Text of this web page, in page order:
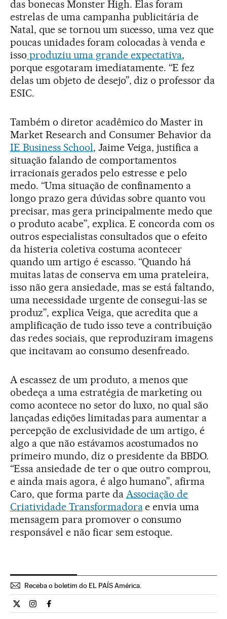
das bonecas Monster High. Elas foram
estrelas de uma campanha publicitária de
Natal, que se tornou um sucesso, uma vez que
poucas unidades foram colocadas à venda e
isso produziu uma grande expectativa,
porque esgotaram imediatamente. “E fez
delas um objeto de desejo”, diz o professor da
ESIC.
Também o diretor acadêmico do Master in
Market Research and Consumer Behavior da
IE Business School, Jaime Veiga, justifica a
situação falando de comportamentos
irracionais gerados pelo estresse e pelo
medo. “Uma situação de confinamento a
longo prazo gera dúvidas sobre quanto vou
precisar, mas gera principalmente medo que
o produto acabe”, explica. E concorda com os
outros especialistas consultados que o efeito
da histeria coletiva costuma acontecer
quando um artigo é escasso. “Quando há
muitas latas de conserva em uma prateleira,
isso não gera ansiedade, mas se está faltando,
uma necessidade urgente de consegui-las se
produz”, explica Veiga, que acredita que a
amplificação de tudo isso teve a contribuição
das redes sociais, que reproduziram imagens
que incitavam ao consumo desenfreado.
A escassez de um produto, a menos que
obedeça a uma estratégia de marketing ou
como acontece no setor do luxo, no qual são
lançadas edições limitadas para aumentar a
percepção de exclusividade de um artigo, é
algo a que não estávamos acostumados no
primeiro mundo, diz o presidente da BBDO.
“Essa ansiedade de ter o que outro comprou,
e ainda mais agora, é algo humano”, afirma
Caro, que forma parte da Associação de
Criatividade Transformadorae envia uma
mensagem para promover o consumo
responsável e não ficar sem estoque.
Receba o boletim do EL PAÍS América.
Economia El País Brasil en Twitter
Economia El País Brasil en Instagram
Economia El País Brasil en Facebook